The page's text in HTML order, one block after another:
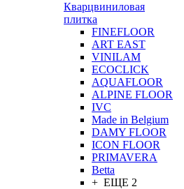
Кварцвиниловая
плитка
FINEFLOOR
ART EAST
VINILAM
ECOCLICK
AQUAFLOOR
ALPINE FLOOR
IVC
Made in Belgium
DAMY FLOOR
ICON FLOOR
PRIMAVERA
Betta
+ ЕЩЕ 2